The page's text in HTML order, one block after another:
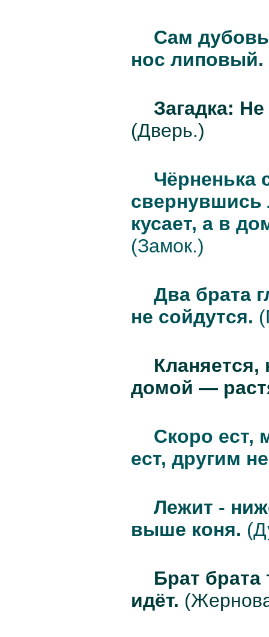
Сам
нос липовый.
Загадка:
(Дверь.)
Чёрненька
свернувшись
кусает, а в
(Замок.)
Два брата
не сойдутся.
Кланяется,
домой —
Скоро ест,
ест, другим
Лежит -
выше коня.
Брат брата
идёт.